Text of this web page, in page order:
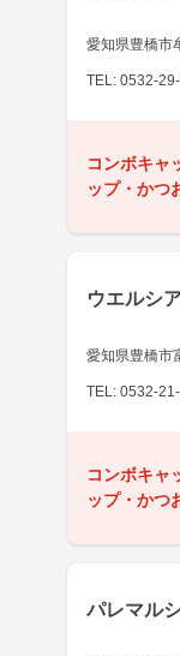
愛知県豊橋市
TEL: 0532-
コンボキャ
ップ・かつ
ウエルシ
愛知県豊橋市
TEL: 0532-
コンボキャ
ップ・かつ
パレマル